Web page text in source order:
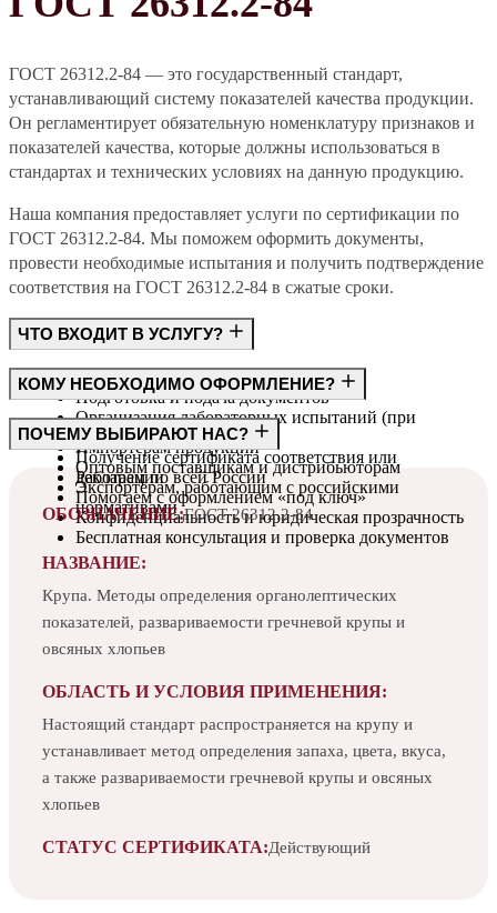
ГОСТ 26312.2-84 — это государственный стандарт,
устанавливающий систему показателей качества продукции.
Он регламентирует обязательную номенклатуру признаков и
показателей качества, которые должны использоваться в
стандартах и технических условиях на данную продукцию.
Наша компания предоставляет услуги по сертификации по
ГОСТ 26312.2-84. Мы поможем оформить документы,
провести необходимые испытания и получить подтверждение
соответствия на ГОСТ 26312.2-84 в сжатые сроки.
ЧТО ВХОДИТ В УСЛУГУ?
Консультация по требованиям ГОСТ
Подготовка и подача документов
Организация лабораторных испытаний (при
необходимости)
Получение сертификата соответствия или
декларации
КОМУ НЕОБХОДИМО ОФОРМЛЕНИЕ?
Производителям
Импортёрам продукции
Оптовым поставщикам и дистрибьюторам
Экспортёрам, работающим с российскими
нормативами
ПОЧЕМУ ВЫБИРАЮТ НАС?
Работаем по всей России
Помогаем с оформлением «под ключ»
Конфиденциальность и юридическая прозрачность
Бесплатная консультация и проверка документов
ОБОЗНАЧЕНИЕ:ГОСТ 26312.2-84
НАЗВАНИЕ:
Крупа. Методы определения органолептических
показателей, развариваемости гречневой крупы и
овсяных хлопьев
ОБЛАСТЬ И УСЛОВИЯ ПРИМЕНЕНИЯ:
Настоящий стандарт распространяется на крупу и
устанавливает метод определения запаха, цвета, вкуса,
а также развариваемости гречневой крупы и овсяных
хлопьев
СТАТУС СЕРТИФИКАТА:Действующий